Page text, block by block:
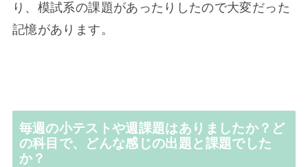
り、模試系の課題があったりしたので大変だった
記憶があります。
毎週の小テストや週課題はありましたか？ど
の科目で、どんな感じの出題と課題でした
か？